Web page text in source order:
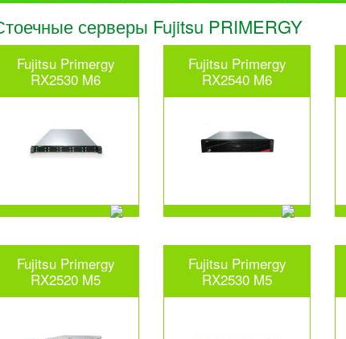
серверы Fujitsu PRIMERGY
Fujitsu Primergy
RX2530 M6
Fujitsu Primergy
RX2540 M6
Fujitsu Primergy
RX2520 M5
Fujitsu Primergy
RX2530 M5